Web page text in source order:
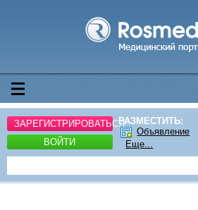
ЗАРЕГИСТРИРОВАТЬСЯ
ВОЙТИ
РАЗМЕСТИТЬ:
Объявление
Еще...